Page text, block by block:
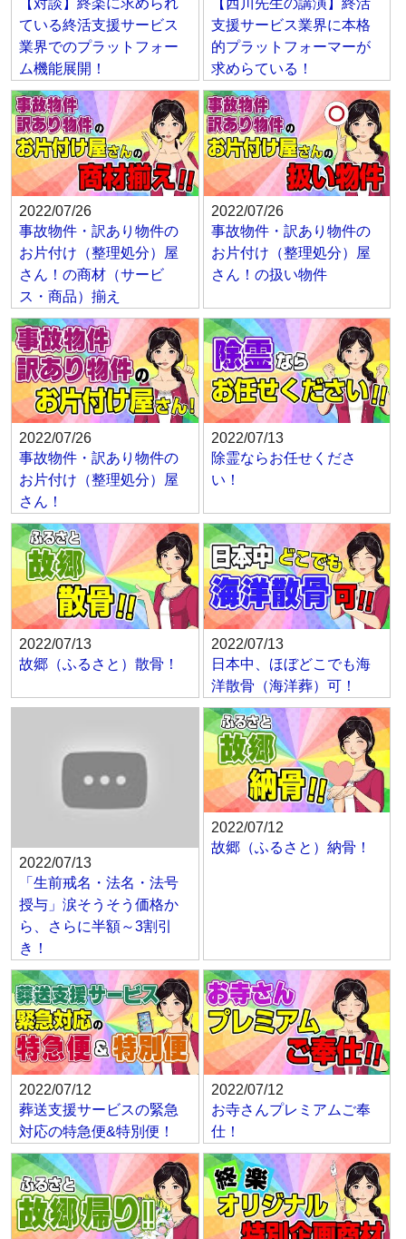
【対談】終楽に求められ
ている終活支援サービス
業界でのプラットフォー
ム機能展開！
【西川先生の講演】終活
支援サービス業界に本格
的プラットフォーマーが
求めらている！
2022/07/26
事故物件・訳あり物件の
お片付け（整理処分）屋
さん！の商材（サービ
ス・商品）揃え
2022/07/26
事故物件・訳あり物件の
お片付け（整理処分）屋
さん！の扱い物件
2022/07/26
事故物件・訳あり物件の
お片付け（整理処分）屋
さん！
2022/07/13
除霊ならお任せくださ
い！
2022/07/13
故郷（ふるさと）散骨！
2022/07/13
日本中、ほぼどこでも海
洋散骨（海洋葬）可！
2022/07/13
「生前戒名・法名・法号
授与」涙そうそう価格か
ら、さらに半額～3割引
き！
2022/07/12
故郷（ふるさと）納骨！
2022/07/12
葬送支援サービスの緊急
対応の特急便&特別便！
2022/07/12
お寺さんプレミアムご奉
仕！